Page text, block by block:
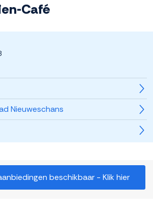
Café
Nieuweschans
beschikbaar - Klik hier